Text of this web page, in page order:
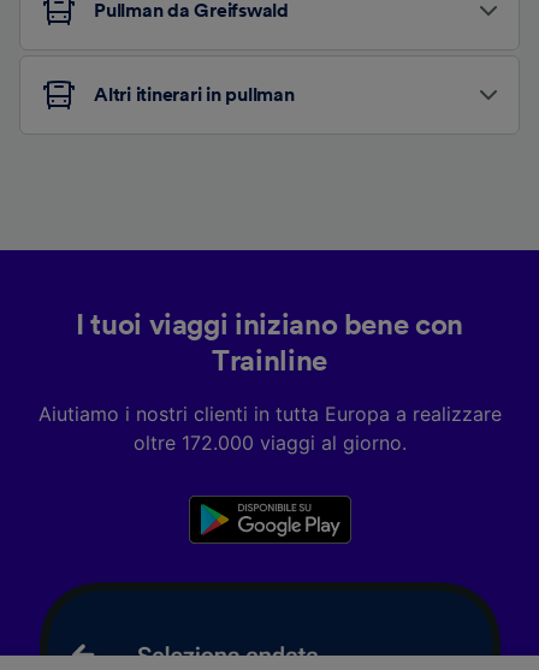
Pullman da Greifswald
Altri itinerari in pullman
I tuoi viaggi iniziano bene con
Trainline
Aiutiamo i nostri clienti in tutta Europa a realizzare
oltre 172.000 viaggi al giorno.